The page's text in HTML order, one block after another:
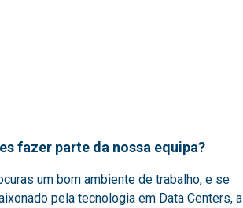
fazer parte da nossa equipa?
um bom ambiente de trabalho, e se
pela tecnologia em Data Centers, a